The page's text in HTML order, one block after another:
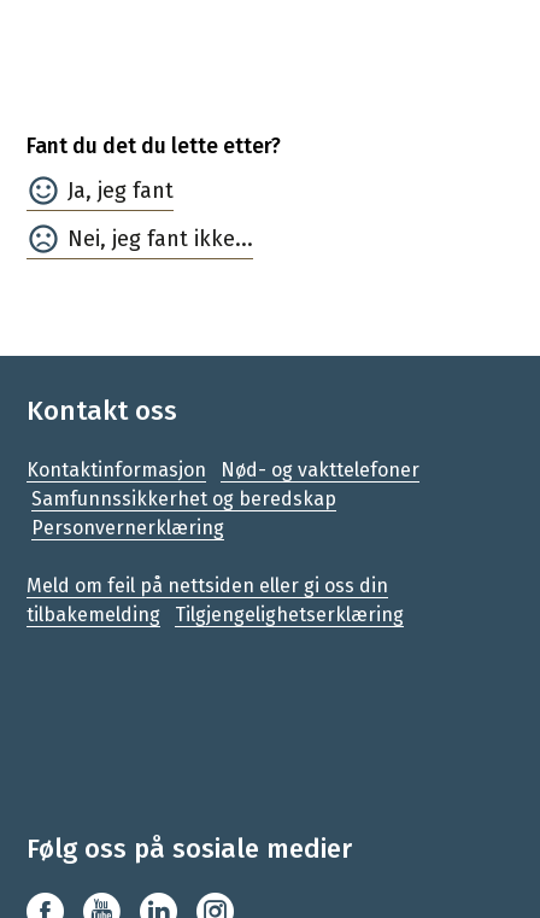
Fant du det du lette etter?
Ja
Nei
Kontakt oss
Kontaktinformasjon
Nød- og vakttelefoner
Samfunnssikkerhet og beredskap
Personvernerklæring
Meld om feil på nettsiden eller gi oss din
tilbakemelding
Tilgjengelighetserklæring
Følg oss på sosiale medier